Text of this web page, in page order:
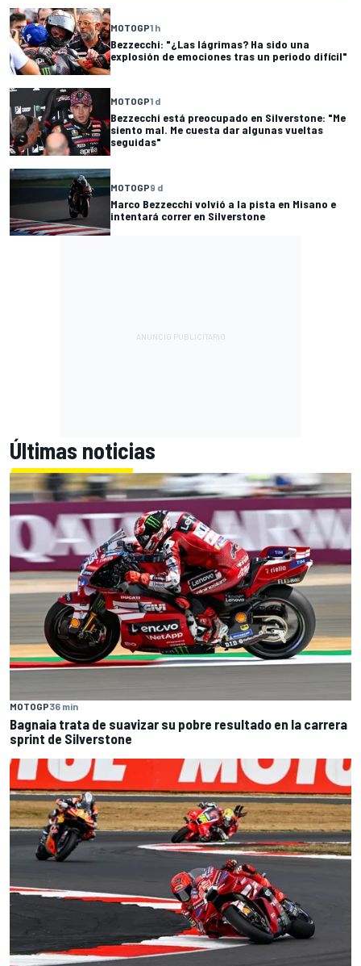
MOTOGP1 h
Bezzecchi: "¿Las lágrimas? Ha sido una
explosión de emociones tras un periodo difícil"
MOTOGP1 d
Bezzecchi está preocupado en Silverstone: "Me
siento mal. Me cuesta dar algunas vueltas
seguidas"
MOTOGP9 d
Marco Bezzecchi volvió a la pista en Misano e
intentará correr en Silverstone
Últimas noticias
MOTOGP36 min
Bagnaia trata de suavizar su pobre resultado en la carrera
sprint de Silverstone